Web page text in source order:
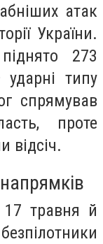
атак
України.
273
типу
спрямував
проте
відсіч.
17 травня й